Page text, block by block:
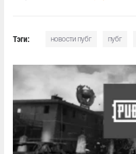
Тэги: новости пубг пубг